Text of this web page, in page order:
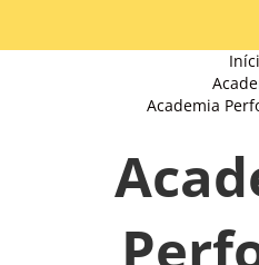
Academia